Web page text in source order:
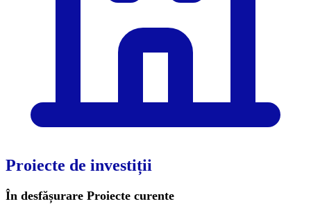
Proiecte de investiții
În desfășurare Proiecte curente